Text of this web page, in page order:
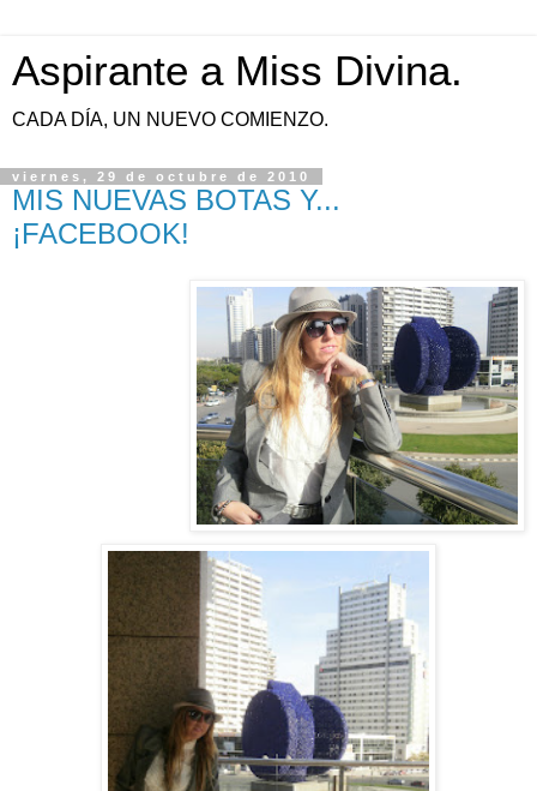
Aspirante a Miss Divina.
CADA DÍA, UN NUEVO COMIENZO.
viernes, 29 de octubre de 2010
MIS NUEVAS BOTAS Y...
¡FACEBOOK!